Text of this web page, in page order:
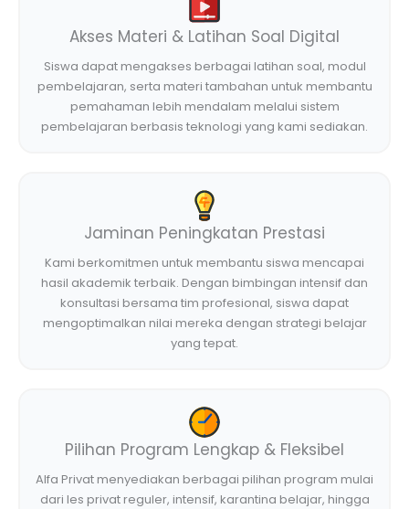
Akses Materi & Latihan Soal Digital
Siswa dapat mengakses berbagai latihan soal, modul
pembelajaran, serta materi tambahan untuk membantu
pemahaman lebih mendalam melalui sistem
pembelajaran berbasis teknologi yang kami sediakan.
Jaminan Peningkatan Prestasi
Kami berkomitmen untuk membantu siswa mencapai
hasil akademik terbaik. Dengan bimbingan intensif dan
konsultasi bersama tim profesional, siswa dapat
mengoptimalkan nilai mereka dengan strategi belajar
yang tepat.
Pilihan Program Lengkap & Fleksibel
Alfa Privat menyediakan berbagai pilihan program mulai
dari les privat reguler, intensif, karantina belajar, hingga